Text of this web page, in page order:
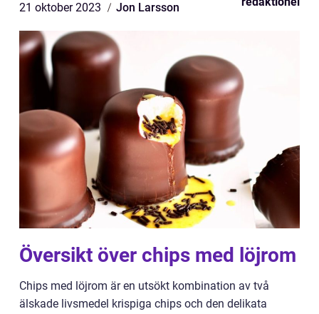
21 oktober 2023 Jon Larsson
Översikt över chips med löjrom
Chips med löjrom är en utsökt kombination av två
älskade livsmedel krispiga chips och den delikata